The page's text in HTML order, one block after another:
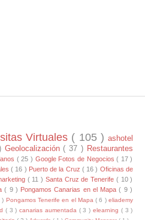
Virtuales ( 105 )ashotel
Geolocalización ( 37 ) Restaurantes
( 25 ) Google Fotos de Negocios( 17 )
( 16 ) Puerto de la Cruz ( 16 ) Oficinas de
( 11 ) Santa Cruz de Tenerife ( 10 )
( 9 ) Pongamos Canarias en el Mapa( 9 )
) Pongamos Tenerife en el Mapa( 6 )eliademy
( 3 )canarias aumentada ( 3 ) elearning ( 3 )